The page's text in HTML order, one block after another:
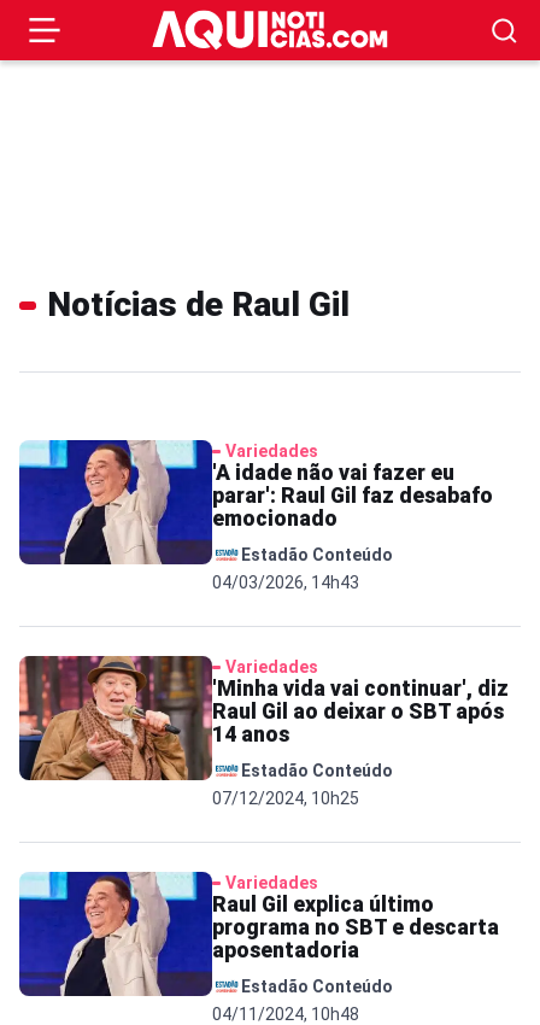
Notícias de Raul Gil
Variedades
'A idade não vai fazer eu
parar': Raul Gil faz desabafo
emocionado
Estadão Conteúdo
04/03/2026, 14h43
Variedades
'Minha vida vai continuar', diz
Raul Gil ao deixar o SBT após
14 anos
Estadão Conteúdo
07/12/2024, 10h25
Variedades
Raul Gil explica último
programa no SBT e descarta
aposentadoria
Estadão Conteúdo
04/11/2024, 10h48